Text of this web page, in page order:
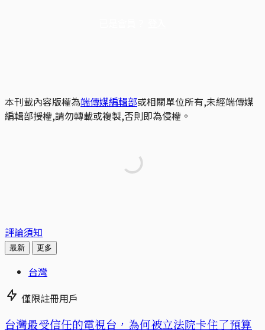
本刊載內容版權為端傳媒編輯部或相關單位所有,未經端傳媒
編輯部授權,請勿轉載或複製,否則即為侵權。
評論須知
最新 更多
台灣
僅限註冊用戶
台灣最受信任的電視台，為何被立法院卡住了預算